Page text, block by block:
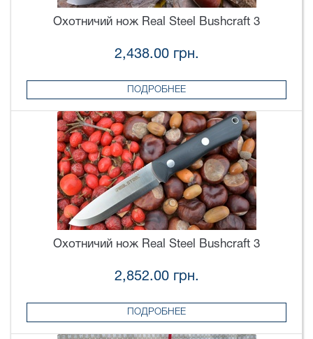
Охотничий нож Real Steel Bushcraft 3
2,438.00 грн.
ПОДРОБНЕЕ
Охотничий нож Real Steel Bushcraft 3
2,852.00 грн.
ПОДРОБНЕЕ